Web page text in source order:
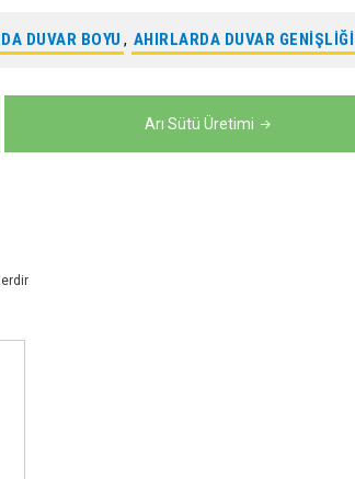
DUVAR BOYU , AHIRLARDA DUVAR GENIŞLIĞI
Arı Sütü Üretimi